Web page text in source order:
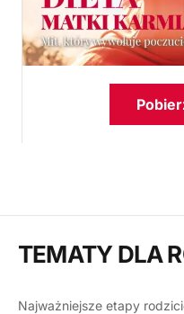
TEMATY DLA
Najważniejsze etapy